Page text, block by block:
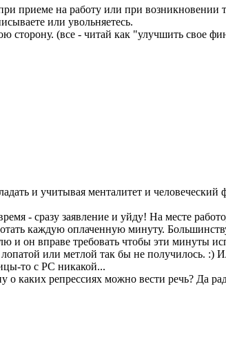
на работу или при возникновении
или увольняетесь.
(все - читай как "улучшить свое
и учитывая менталитет и
- сразу заявление и уйду! На месте
каждую оплаченную минуту.
и он вправе требовать чтобы эти минуты
или метлой так бы не получилось.
то с PC никакой...
каких репрессиях можно вести речь? Да